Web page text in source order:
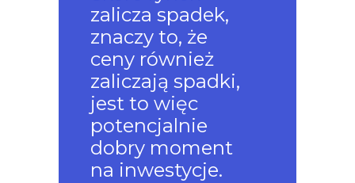
zalicza spadek,
znaczy to, że
ceny również
zaliczają spadki,
jest to więc
potencjalnie
dobry moment
na inwestycje.